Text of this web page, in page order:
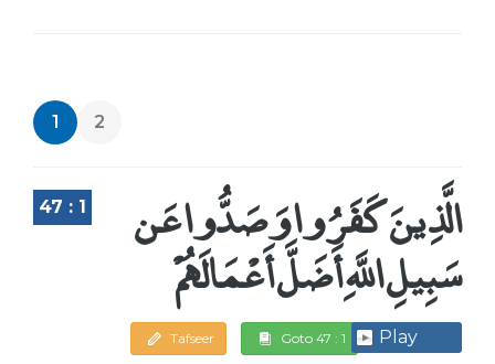
1 2
47 : 1 الَّذِينَ كَفَرُوا وَصَدُّوا عَن
سَبِيلِ اللَّهِ أَضَلَّ أَعْمَالَهُمْ
Tafseer Goto 47 : 1 Play